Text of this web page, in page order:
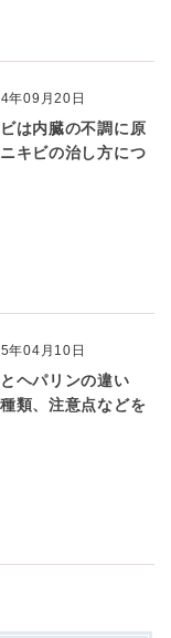
年09月20日
は内臓の不調に原
キビの治し方につ
年04月10日
ヘパリンの違い
類、注意点などを